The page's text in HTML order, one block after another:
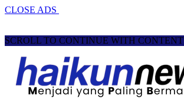
CLOSE ADS
SCROLL TO CONTINUE WITH CONTENT